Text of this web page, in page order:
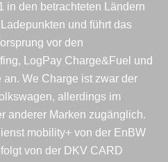
in den betrachteten Ländern
und führt das
vor den
LogPay Charge&Fuel und
We Charge ist zwar der
allerdings im
anderer Marken zugänglich.
mobility+ von der EnBW
von der DKV CARD